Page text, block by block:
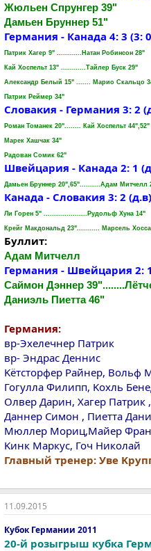
Жюльен Спрунгер 39"
Дамьен Бруннер 51"
Германия - Канада 4: 3 (3:
Патрик Хагер 9" ............Натан Робинсон 28"
Кай Хоспельт 13" ............Тайлер Буск 29"
Александр Белый 15" ....... Марио Скальцо
Патрик Реймер 34"
Словакия - Германия 3: 2
Роман Томанек 20"........ Кай Хоспельт 44",52"
Марек Хашчак 34"
Радован Сомик 62"
Швейцария - Канада 2: 1
Дамьен Бруннер 20",65"..........Адам Митчелл
Канада - Словакия 3: 2
Ли Горен 5" .....................Рудольф Хуна 14"
Крейг Макдональд 23"........... Марсель
Буллит:
Адам Митчелл
Германия - Швейцария 2: 1
Саймон Дэннер
Даниэль Пиетта 46"
Германия:
вр-Эхелечнер Патрик
вр- Эндрас Деннис
Kётсторфер Райнер, Вольф
Гогулла Филипп, Kохль
Oлвер Дарин, Хагер Патрик
Даннер Симон , Пиетта
Мюллер Мориц,Mайер
Kинк Маркус, Гоч Николай
Главный тренер: Уве
11.09.2015
Кубок Германии 2011
20-й розыгрыш кубка